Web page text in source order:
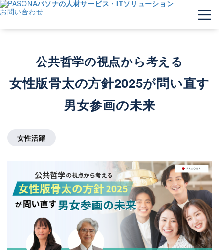
パソナの人材サービス・ITソリューション
お問い合わせ
公共哲学の視点から考える
女性版骨太の方針2025が問い直す
男女参画の未来
女性活躍